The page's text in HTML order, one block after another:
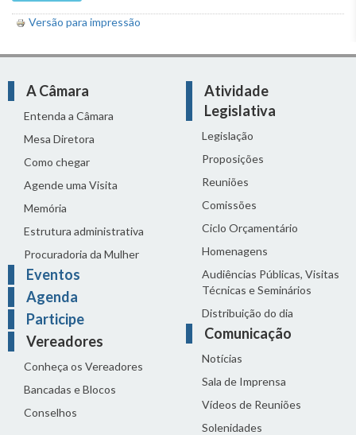
Versão para impressão
A Câmara
Entenda a Câmara
Mesa Diretora
Como chegar
Agende uma Visita
Memória
Estrutura administrativa
Procuradoria da Mulher
Eventos
Agenda
Participe
Vereadores
Conheça os Vereadores
Bancadas e Blocos
Conselhos
Atividade
Legislativa
Legislação
Proposições
Reuniões
Comissões
Ciclo Orçamentário
Homenagens
Audiências Públicas, Visitas
Técnicas e Seminários
Distribuição do dia
Comunicação
Notícias
Sala de Imprensa
Vídeos de Reuniões
Solenidades